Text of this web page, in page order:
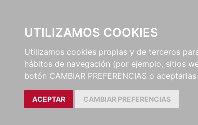
UTILIZAMOS COOKIES
Utilizamos cookies propias y de terceros
hábitos de navegación (por ejemplo, sitios
botón CAMBIAR PREFERENCIAS o
ACEPTAR CAMBIAR PREFERENCIAS